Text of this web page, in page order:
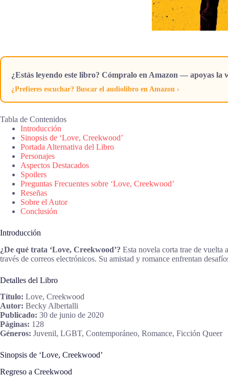
¿Estás leyendo este libro? Cómpralo en Amazon — apoyas la
¿Prefieres escuchar? Buscar el audiolibro en Amazon ›
Tabla de Contenidos
Introducción
Sinopsis de ‘Love, Creekwood’
Portada Alternativa del Libro
Personajes
Aspectos Destacados
Spoilers
Preguntas Frecuentes sobre ‘Love, Creekwood’
Reseñas
Sobre el Autor
Conclusión
Introducción
¿De qué trata ‘Love, Creekwood’? Esta novela corta trae de vuelta
través de correos electrónicos. Su amistad y romance enfrentan
Detalles del Libro
Título: Love, Creekwood
Autor: Becky Albertalli
Publicado: 30 de junio de 2020
Páginas: 128
Géneros: Juvenil, LGBT, Contemporáneo, Romance, Ficción Queer
Sinopsis de ‘Love, Creekwood’
Regreso a Creekwood